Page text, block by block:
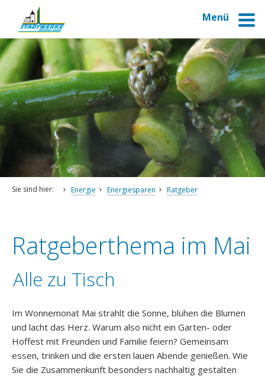
Menü
Sie sind hier: Energie Energiesparen Ratgeber
Ratgeberthema im Mai
Alle zu Tisch
Im Wonnemonat Mai strahlt die Sonne, blühen die Blumen
und lacht das Herz. Warum also nicht ein Garten- oder
Hoffest mit Freunden und Familie feiern? Gemeinsam
essen, trinken und die ersten lauen Abende genießen. Wie
Sie die Zusammenkunft besonders nachhaltig gestalten
Schrift vergrößern
Schrift verkleinern
Wortabstand vergrößern
Wortabstand verkleinern
Zeilenabstand verkleinern
Graustufen
Lesehilfe
Links unterstreichen